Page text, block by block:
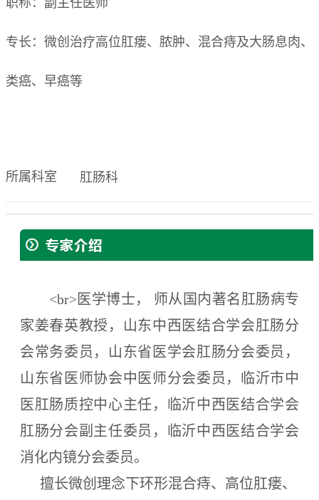
专长：微创治疗高位肛瘘、脓肿、混合痔及大肠息肉、
类癌、早癌等
所属科室 肛肠科
<br>医学博士， 师从国内著名肛肠病专
家姜春英教授，
山东中西医结合学会肛肠分
会常务委员，山东省医学会肛肠分会委员，
山东省医师协会中医师分会委员，临沂市中
医肛肠质控中心主任，临沂中西医结合学会
肛肠分会副主任委员，临沂中西医结合学会
消化内镜分会委员。
擅长微创理念下环形混合痔、高位肛瘘、